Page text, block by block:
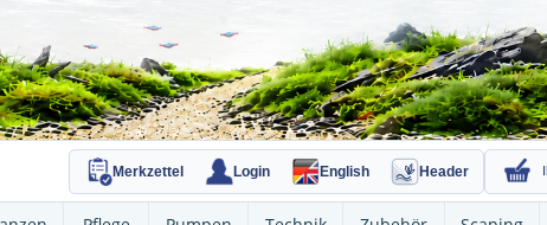
Merkzettel Login English Header